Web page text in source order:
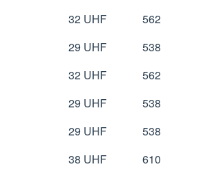
32 UHF
562
29 UHF
538
32 UHF
562
29 UHF
538
29 UHF
538
38 UHF
610